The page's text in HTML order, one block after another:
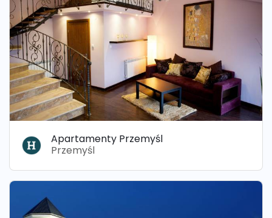
Apartamenty Przemyśl
Przemyśl